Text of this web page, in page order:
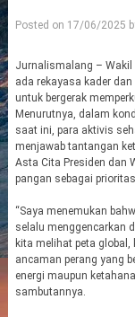
Posted on 17/06/2025
Jurnalismalang – Wakil
ada rekayasa kader
untuk bergerak
Menurutnya, dalam
saat ini, para aktivis
menjawab tantangan
Asta Cita Presiden dan
pangan sebagai
“Saya menemukan
selalu menggencarkan
kita melihat peta
ancaman perang yang
energi maupun
sambutannya.